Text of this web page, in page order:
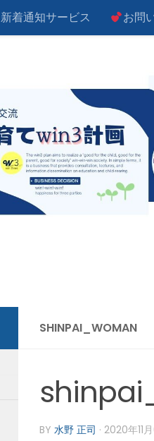
新着通知サービス お問
SHINPAI_WOMAN
BY 水野 正司 · 2020年11